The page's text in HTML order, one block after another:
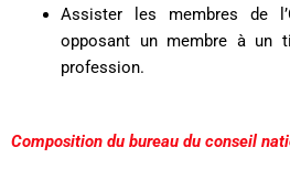
Assister les membres de
opposant un membre à un
profession.
Composition du bureau du conseil